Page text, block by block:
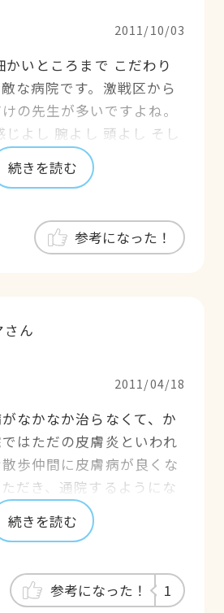
2011/10/03
いところまで こだわり
な病院です。激戦区から
の先生が多いですよね。
よし 腕よし 頭よし そし
ってくれる方です。 うち
任せできます！
続きを読む
参考になった！
ん
2011/04/18
なかなか治らなくて、か
はただの皮膚炎といわれ
歩仲間に皮膚病が良くな
だき、通院するようにな
の病院では考えられない
すく時間をかけて説明し
単に治らない皮膚病になっ
は悲しかったですが、少し
続きを読む
参考になった！ 1